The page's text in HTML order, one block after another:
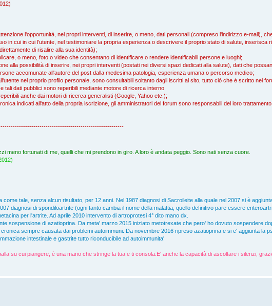
l'opportunità, nei propri interventi, di inserire, o meno, dati personali (compreso l'indirizzo e-mail),
in cui in cui l'utente, nel testimoniare la propria esperienza o descrivere il proprio stato di salute, inserisca
di risalire alla sua identità);
o meno, foto o video che consentano di identificare o rendere identificabili persone e luoghi;
alla possibilità di inserire, nei propri interventi (postati nei diversi spazi dedicati alla salute), dati che
accomunate all'autore del post dalla medesima patologia, esperienza umana o percorso medico;
nel proprio profilo personale, sono consultabili soltanto dagli iscritti al sito, tutto ciò che è scritto nei
dati pubblici sono reperibili mediante motore di ricerca interno
anche dai motori di ricerca generalisti (Google, Yahoo etc.);
indicati all'atto della propria iscrizione, gli amministratori del forum sono responsabili del loro trattamento
meno fortunati di me, quelli che mi prendono in giro. A loro è andata peggio. Sono nati senza cuore.
tale, senza alcun risultato, per 12 anni. Nel 1987 diagnosi di Sacroileite alla quale nel 2007 si è
diagnosi di spondiloartrite (ogni tanto cambia il nome della malattia, quello definitivo pare essere
per l'artrite. Ad aprile 2010 intervento di artroprotesi 4° dito mano dx.
sospensione di azatioprina. Da meta' marzo 2015 iniziato metotrexate che pero' ho dovuto sospendere
sempre causata dai problemi autoimmuni. Da novembre 2016 ripreso azatioprina e si e' aggiunta la
intestinale e gastrite tutto riconducibile ad autoimmunita'
su cui piangere, è una mano che stringe la tua e ti consola.E' anche la capacità di ascoltare i silenzi,